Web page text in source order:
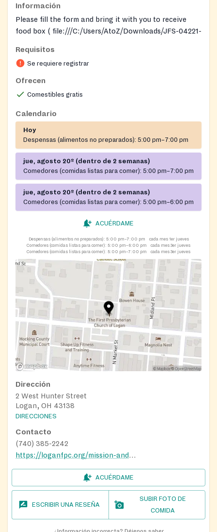
Información
Please fill the form and bring it with you to receive
food box ( file:///C:/Users/AtoZ/Downloads/JFS-04221-
On-site registration required
Requisitos
Se requiere registrar
Ofrecen
Comestibles gratis
Calendario
Hoy
Despensas (alimentos no preparados): 5:00 pm–7:00 pm
jue, agosto 20º (dentro de 2 semanas)
Comedores (comidas listas para comer): 5:00 pm–7:00 pm
jue, agosto 20º (dentro de 2 semanas)
Comedores (comidas listas para comer): 5:00 pm–6:00 pm
ACUÉRDAME
Despensas (alimentos no preparados): 5:00 pm–7:00 pm
cada mes 1er jueves
Comedores (comidas listas para comer): 5:00 pm–6:00 pm
cada mes 3er jueves
Comedores (comidas listas para comer): 5:00 pm–7:00 pm cada mes 3er jueves
Dirección
2 West Hunter Street
Logan, OH 43138
DIRECCIONES
Contacto
(740) 385-2242
https://loganfpc.org/mission-and-outreach/
ACUÉRDAME
ESCRIBIR UNA RESEÑA
SUBIR FOTO DE
COMIDA